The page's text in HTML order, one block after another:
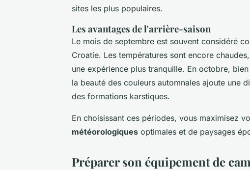
sites les plus populaires.
Les avantages de l'arrière-saison
Le mois de septembre est souvent considéré
Croatie. Les températures sont encore
une expérience plus tranquille. En octobre,
la beauté des couleurs automnales ajoute une
des formations karstiques.
En choisissant ces périodes, vous maximisez
météorologiques optimales et de paysages
Préparer son équipement de